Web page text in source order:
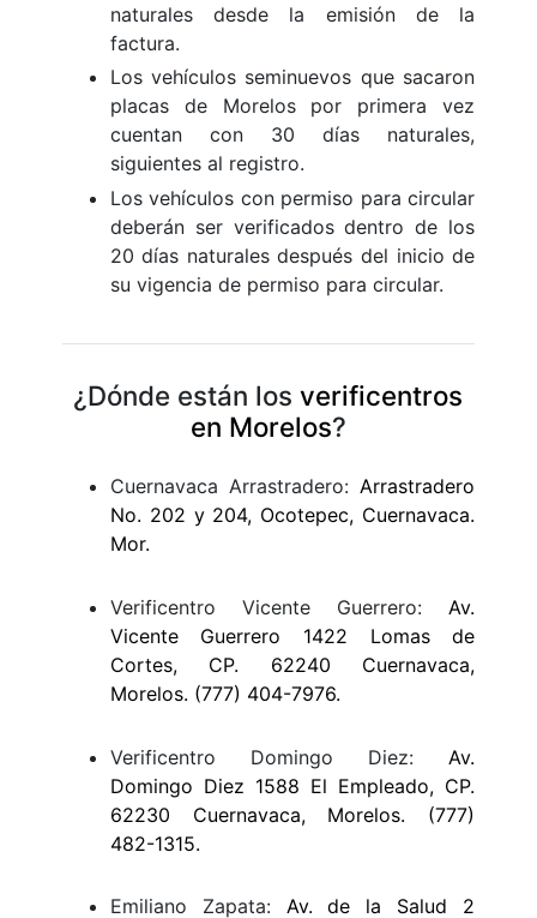
naturales desde la emisión de la
factura.
Los vehículos seminuevos que sacaron
placas de Morelos por primera vez
cuentan con 30 días naturales,
siguientes al registro.
Los vehículos con permiso para circular
deberán ser verificados dentro de los
20 días naturales después del inicio de
su vigencia de permiso para circular.
¿Dónde están losverificentros
en Morelos?
Cuernavaca Arrastradero: Arrastradero
No. 202 y 204, Ocotepec, Cuernavaca.
Mor.
Verificentro Vicente Guerrero: Av.
Vicente Guerrero 1422 Lomas de
Cortes, CP. 62240 Cuernavaca,
Morelos. (777) 404-7976.
Verificentro Domingo Diez: Av.
Domingo Diez 1588 El Empleado, CP.
62230 Cuernavaca, Morelos. (777)
482-1315.
Emiliano Zapata: Av. de la Salud 2